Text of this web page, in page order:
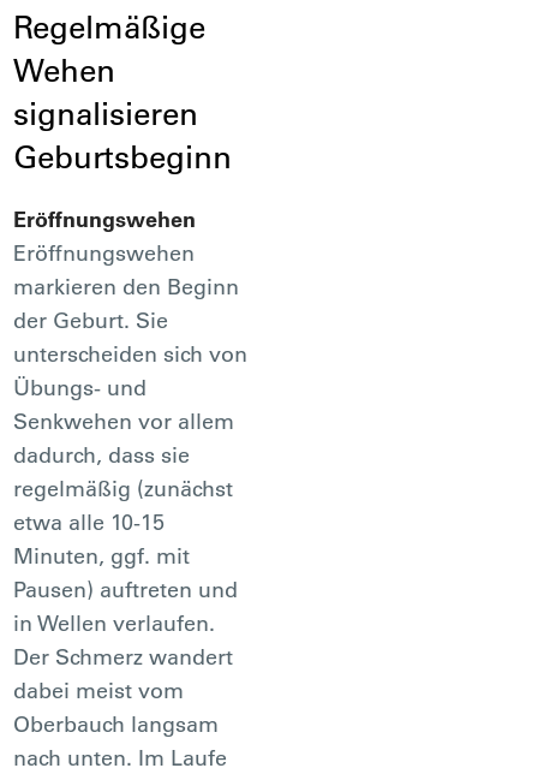
Regelmäßige
Wehen
signalisieren
Geburtsbeginn
Eröffnungswehen
Eröffnungswehen
markieren den Beginn
der Geburt. Sie
unterscheiden sich von
Übungs- und
Senkwehen vor allem
dadurch, dass sie
regelmäßig (zunächst
etwa alle 10-15
Minuten, ggf. mit
Pausen) auftreten und
in Wellen verlaufen.
Der Schmerz wandert
dabei meist vom
Oberbauch langsam
nach unten. Im Laufe